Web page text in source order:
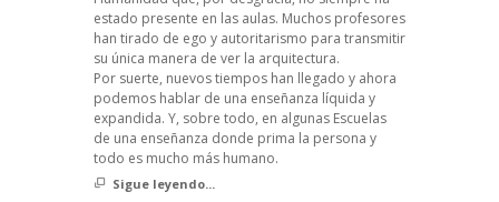
estado presente en las aulas. Muchos profesores
han tirado de ego y autoritarismo para transmitir
su única manera de ver la arquitectura.
Por suerte, nuevos tiempos han llegado y ahora
podemos hablar de una enseñanza líquida y
expandida. Y, sobre todo, en algunas Escuelas
de una enseñanza donde prima la persona y
todo es mucho más humano.
Sigue leyendo...